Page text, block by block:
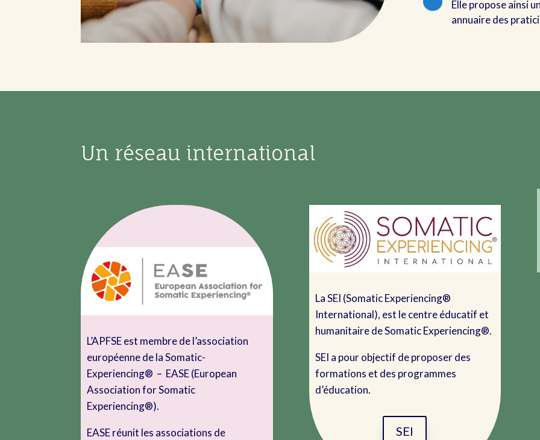
Elle propose ainsi
annuaire des
Un réseau international
L’APFSE est membre de l’association
européenne de la Somatic-
Experiencing® – EASE (European
Association for Somatic
Experiencing®).
EASE réunit les associations de
La SEI (Somatic Experiencing®
International), est le centre éducatif et
humanitaire de Somatic Experiencing®.
SEI a pour objectif de proposer des
formations et des programmes
d’éducation.
SEI